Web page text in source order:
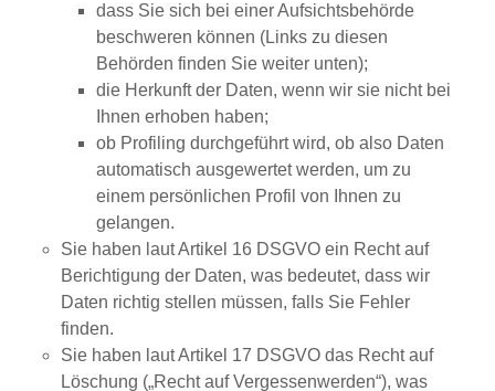
dass Sie sich bei einer Aufsichtsbehörde
beschweren können (Links zu diesen
Behörden finden Sie weiter unten);
die Herkunft der Daten, wenn wir sie nicht bei
Ihnen erhoben haben;
ob Profiling durchgeführt wird, ob also Daten
automatisch ausgewertet werden, um zu
einem persönlichen Profil von Ihnen zu
gelangen.
Sie haben laut Artikel 16 DSGVO ein Recht auf
Berichtigung der Daten, was bedeutet, dass wir
Daten richtig stellen müssen, falls Sie Fehler
finden.
Sie haben laut Artikel 17 DSGVO das Recht auf
Löschung („Recht auf Vergessenwerden“), was